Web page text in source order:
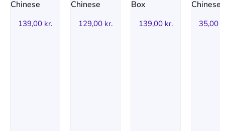
139,00 kr. 129,00 kr. 139,00 kr. 35,00